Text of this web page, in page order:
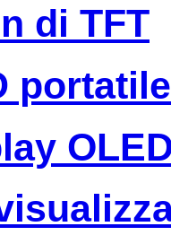
di TFT
portatile